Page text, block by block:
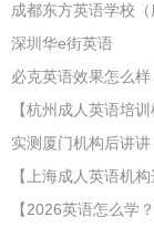
成都东方英语学校（
深圳华e街英语
【杭州成人英语培